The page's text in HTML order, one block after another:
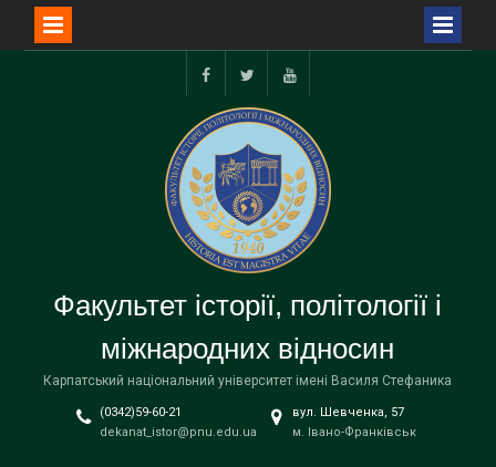
facebooktwitter youtube
Факультет історії, політології і
міжнародних відносин
Карпатський національний університет імені Василя Стефаника
(0342)59-60-21
dekanat_istor@pnu.edu.ua
вул. Шевченка, 57
м. Івано-Франківськ